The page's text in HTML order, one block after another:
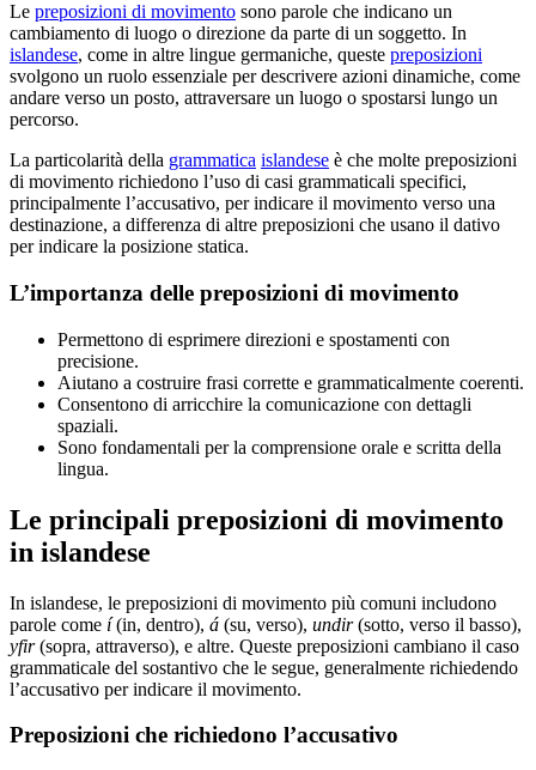
Le preposizioni di movimento sono parole che indicano un
cambiamento di luogo o direzione da parte di un soggetto. In
islandese, come in altre lingue germaniche, queste preposizioni
svolgono un ruolo essenziale per descrivere azioni dinamiche, come
andare verso un posto, attraversare un luogo o spostarsi lungo un
percorso.
La particolarità della grammatica islandese è che molte preposizioni
di movimento richiedono l’uso di casi grammaticali specifici,
principalmente l’accusativo, per indicare il movimento verso una
destinazione, a differenza di altre preposizioni che usano il dativo
per indicare la posizione statica.
L’importanza delle preposizioni di movimento
Permettono di esprimere direzioni e spostamenti con
precisione.
Aiutano a costruire frasi corrette e grammaticalmente coerenti.
Consentono di arricchire la comunicazione con dettagli
spaziali.
Sono fondamentali per la comprensione orale e scritta della
lingua.
Le principali preposizioni di movimento
in islandese
In islandese, le preposizioni di movimento più comuni includono
parole come í(in, dentro), á (su, verso), undir(sotto, verso il basso),
yfir(sopra, attraverso), e altre. Queste preposizioni cambiano il caso
grammaticale del sostantivo che le segue, generalmente richiedendo
l’accusativo per indicare il movimento.
Preposizioni che richiedono l’accusativo